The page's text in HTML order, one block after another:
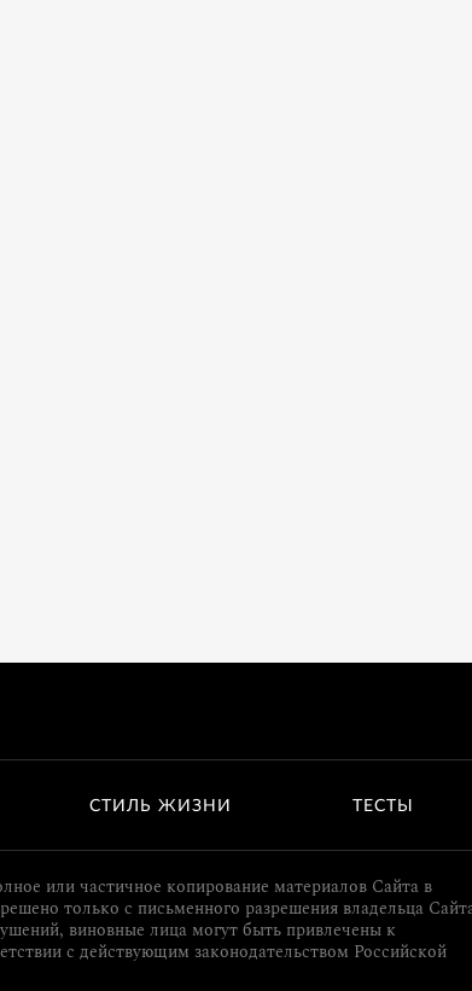
СТИЛЬ ЖИЗНИ ТЕСТЫ
или частичное копирование материалов Сайта в
только с письменного разрешения владельца
виновные лица могут быть привлечены к
с действующим законодательством Российской